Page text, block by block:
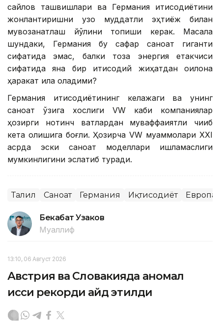
сайлов ташвишлари ва Германия иқтисодиётини
жонлантиришни узоқ муддатли эҳтиёж билан
мувозанатлаш йўлини топиши керак. Масала
шундаки, Германия бу сафар саноат гиганти
сифатида эмас, балки тоза энергия етакчиси
сифатида яна бир иқтисодий жиҳатдан оқилона
ҳаракат қила оладими?
Германия иқтисодиётининг келажаги ва унинг
саноат ўзига хослиги VW каби компаниялар
ҳозирги нотинч вақтлардан муваффақиятли чиқиб
кета олишига боғлиқ. Ҳозирча VW муаммолари XXI
асрда эски саноат моделлари ишламаслиги
мумкинлигини эслатиб туради.
Таҳлил Саноат Германия Иқтисодиёт Европа
Бекабат Узаков
Муаллиф
13:10, 06 Август 2026
Австрия ва Словакияда аномал
иссиқ рекорди қайд этилди